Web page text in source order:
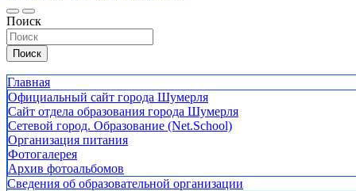
Поиск
Поиск
Главная
Официальный сайт города Шумерля
Сайт отдела образования города Шумерля
Сетевой город. Образование (Net.School)
Организация питания
Фотогалерея
Архив фотоальбомов
Сведения об образовательной организации